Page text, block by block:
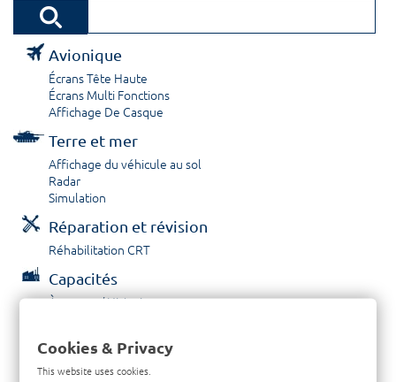
Avionique
Écrans Tête Haute
Écrans Multi Fonctions
Affichage De Casque
Terre et mer
Affichage du véhicule au sol
Radar
Simulation
Réparation et révision
Réhabilitation CRT
Capacités
À propos / Historique
Contactez nous
Cookies & Privacy
This website uses cookies.